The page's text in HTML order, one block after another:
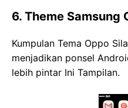
6. Theme Samsung
Kumpulan Tema Oppo
menjadikan ponsel
lebih pintar Ini Tampilan.